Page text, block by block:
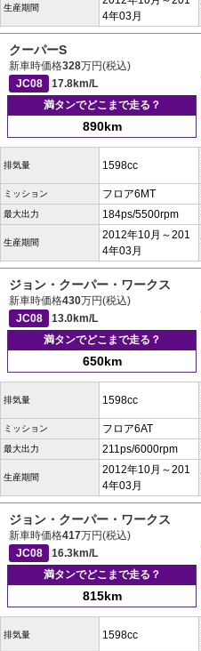
生産期間
4年03月
クーパーS
新車時価格328万円(税込)
JC08
17.8km/L
満タンでどこまで走る？
890km
排気量 1598cc
ミッション フロア6MT
最大出力 184ps/5500rpm
生産期間
2012年10月～201
4年03月
ジョン・クーパー・ワークス
新車時価格430万円(税込)
JC08
13.0km/L
満タンでどこまで走る？
650km
排気量 1598cc
ミッション フロア6AT
最大出力 211ps/6000rpm
生産期間
2012年10月～201
4年03月
ジョン・クーパー・ワークス
新車時価格417万円(税込)
JC08
16.3km/L
満タンでどこまで走る？
815km
排気量 1598cc